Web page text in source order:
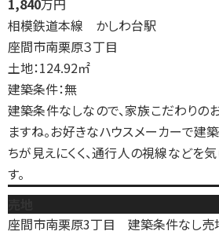
1,840万円
相模鉄道本線 かしわ台駅
座間市南栗原３丁目
土地：124.92㎡
建築条件：無
建築条件なしなので、家族こだわりの
ますね。お好きなハウスメーカーで建
ちが見えにくく、通行人の視線などを
す。
座間市南栗原3丁目 建築条件なし売